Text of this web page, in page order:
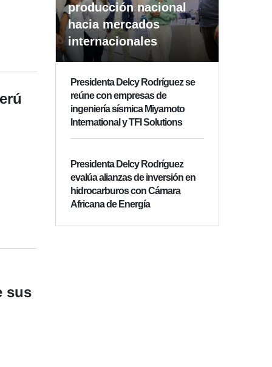
sus
producción nacional
hacia mercados
internacionales
Presidenta Delcy Rodríguez se
reúne con empresas de
ingeniería sísmica Miyamoto
International y TFI Solutions
Presidenta Delcy Rodríguez
evalúa alianzas de inversión en
hidrocarburos con Cámara
Africana de Energía